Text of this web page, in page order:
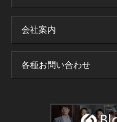
会社案内
各種お問い合わせ